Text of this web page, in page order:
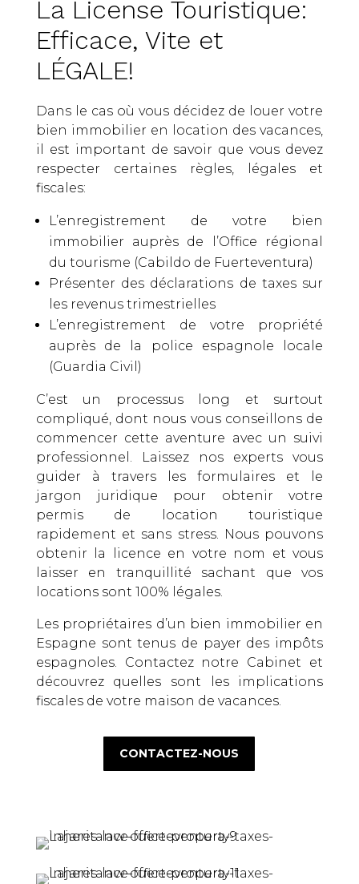
La License Touristique:
Efficace, Vite et
LÉGALE!
Dans le cas où vous décidez de louer votre
bien immobilier en location des vacances,
il est important de savoir que vous devez
respecter certaines règles, légales et
fiscales:
L’enregistrement de votre bien
immobilier auprès de l’Office régional
du tourisme (Cabildo de Fuerteventura)
Présenter des déclarations de taxes sur
les revenus trimestrielles
L’enregistrement de votre propriété
auprès de la police espagnole locale
(Guardia Civil)
C’est un processus long et surtout
compliqué, dont nous vous conseillons de
commencer cette aventure avec un suivi
professionnel. Laissez nos experts vous
guider à travers les formulaires et le
jargon juridique pour obtenir votre
permis de location touristique
rapidement et sans stress. Nous pouvons
obtenir la licence en votre nom et vous
laisser en tranquillité sachant que vos
locations sont 100% légales.
Les propriétaires d’un bien immobilier en
Espagne sont tenus de payer des impôts
espagnoles. Contactez notre Cabinet et
découvrez quelles sont les implications
fiscales de votre maison de vacances.
CONTACTEZ-NOUS
Abonnez-vous à notre Newsletter
Choisissez votre langue
En vous inscrivant à notre Newsletter, vos données personnelles seront
gérées conformément à notre
Politique de Confidentialité.
S'abonner